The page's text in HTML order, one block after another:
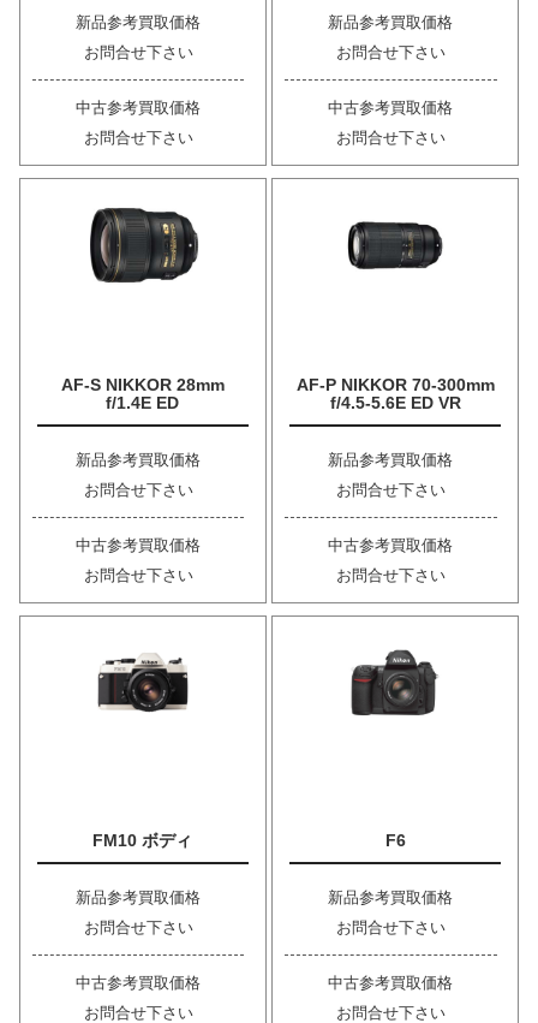
新品参考買取価格
お問合せ下さい
中古参考買取価格
お問合せ下さい
新品参考買取価格
お問合せ下さい
中古参考買取価格
お問合せ下さい
AF-S NIKKOR 28mm
f/1.4E ED
新品参考買取価格
お問合せ下さい
中古参考買取価格
お問合せ下さい
AF-P NIKKOR 70-300mm
f/4.5-5.6E ED VR
新品参考買取価格
お問合せ下さい
中古参考買取価格
お問合せ下さい
FM10 ボディ
新品参考買取価格
お問合せ下さい
中古参考買取価格
お問合せ下さい
F6
新品参考買取価格
お問合せ下さい
中古参考買取価格
お問合せ下さい